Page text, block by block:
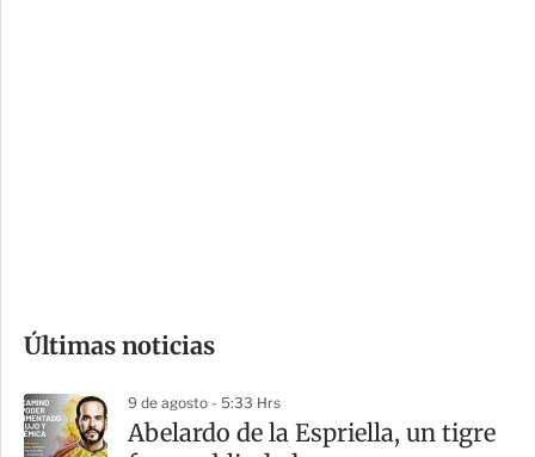
m
a
r
Últimas noticias
9 de agosto - 5:33 Hrs
Abelardo de la Espriella, un tigre